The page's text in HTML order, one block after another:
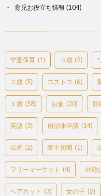
育児お役立ち情報 (104)
学童保育 (1) ３歳 (2)
２歳 (5) コストコ (6)
１歳 (58) お金 (20) 節
英語 (3) 自治体申請 (14)
出産 (2) 帝王切開 (1)
フリーマーケット (4) 外遊
ヘアカット (3) 女の子 (2)